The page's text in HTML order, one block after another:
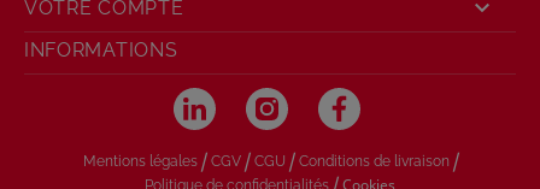
VOTRE COMPTE 
INFORMATIONS
Mentions légales / CGV / CGU / Conditions de livraison /
Politique de confidentialités Cookies